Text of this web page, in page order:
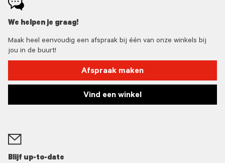
We helpen je graag!
Maak heel eenvoudig een afspraak bij één van onze winkels bij
jou in de buurt!
Afspraak maken
Vind een winkel
Blijf up-to-date